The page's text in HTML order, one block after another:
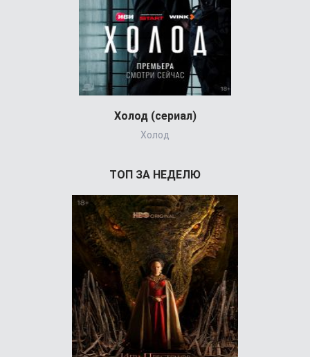
Холод (сериал)
Холод
ТОП ЗА НЕДЕЛЮ